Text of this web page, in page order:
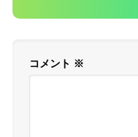
コメント ※